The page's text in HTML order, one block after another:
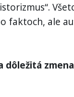
faktoch, ale
dôležitá